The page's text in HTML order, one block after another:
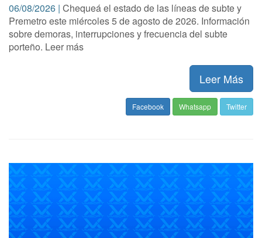
06/08/2026 | Chequeá el estado de las líneas de subte y
Premetro este miércoles 5 de agosto de 2026. Información
sobre demoras, interrupciones y frecuencia del subte
porteño. Leer más
Leer Más
Facebook Whatsapp Twitter